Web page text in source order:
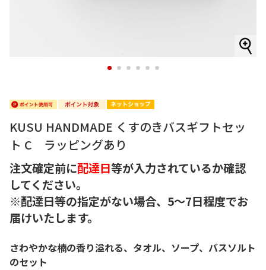
1 2 3 4 5 6
KUSU HANDMADE くすのきバスギフトセッ
ト C ラッピングあり
注文確定前に配達日等が入力されているか確認
してください。
※配達日等の指定がない場合、5～7日程度でお
届けいたします。
さわやかな楠の香り溢れる、タオル、ソープ、バスソルト
のセット